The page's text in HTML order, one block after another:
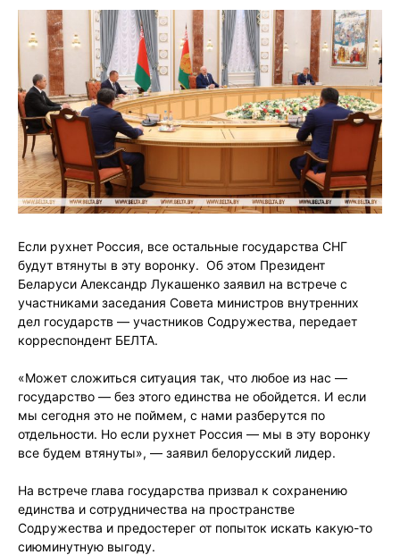
Если рухнет Россия, все остальные государства СНГ
будут втянуты в эту воронку. Об этом Президент
Беларуси Александр Лукашенко заявил на встрече с
участниками заседания Совета министров внутренних
дел государств — участников Содружества, передает
корреспондент БЕЛТА.
«Может сложиться ситуация так, что любое из нас —
государство — без этого единства не обойдется. И если
мы сегодня это не поймем, с нами разберутся по
отдельности. Но если рухнет Россия — мы в эту воронку
все будем втянуты», — заявил белорусский лидер.
На встрече глава государства призвал к сохранению
единства и сотрудничества на пространстве
Содружества и предостерег от попыток искать какую-то
сиюминутную выгоду.